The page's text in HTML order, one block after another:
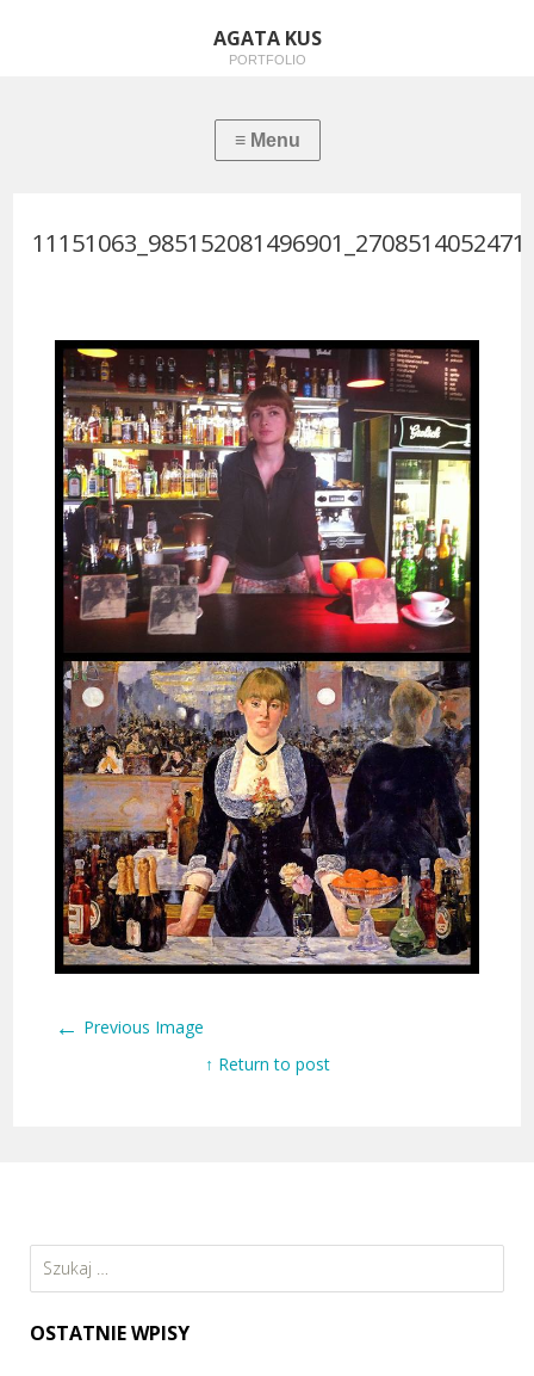
AGATA KUS
PORTFOLIO
← Previous Image
↑ Return to post
Szukaj:
OSTATNIE WPISY